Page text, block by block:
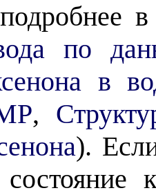
по
в
,
).